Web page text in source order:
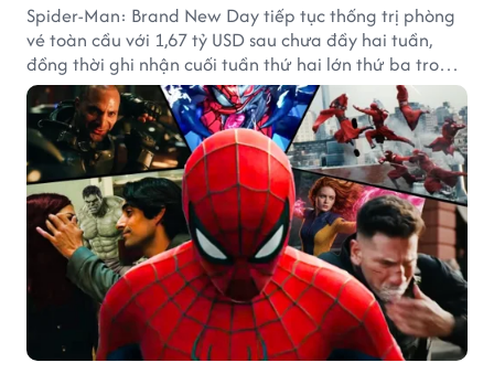
Spider-Man: Brand New Day tiếp tục thống trị phòng
vé toàn cầu với 1,67 tỷ USD sau chưa đầy hai tuần,
đồng thời ghi nhận cuối tuần thứ hai lớn thứ ba trong
lịch sử Bắc Mỹ.